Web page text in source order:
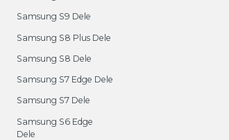
Samsung S9 Dele
Samsung S8 Plus Dele
Samsung S8 Dele
Samsung S7 Edge Dele
Samsung S7 Dele
Samsung S6 Edge
Dele